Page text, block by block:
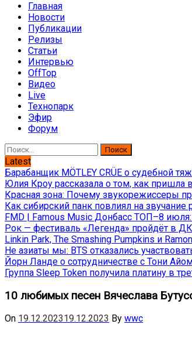
Главная
Новости
Публикации
Релизы
Статьи
Интервью
OffTop
Видео
Live
Технопарк
Эфир
Форум
Найти:
Latest
Барабанщик MÖTLEY CRÜE о судебной
Юлия Кроу рассказала о том, как пришла
Красная зона: Почему звукорежиссеры
Как сибирский панк повлиял на звучание
FMD | Famous Music Донбасс ТОП–8
Рок — фестиваль «Легенда» пройдёт в
Linkin Park, The Smashing Pumpkins и
Не азиаты мы: BTS отказались
Йорн Ланде о сотрудничестве с Тони
Группа Sleep Token получила платину в
10 любимых песен Вячеслава
On 19.12.202319.12.2023 By wwc